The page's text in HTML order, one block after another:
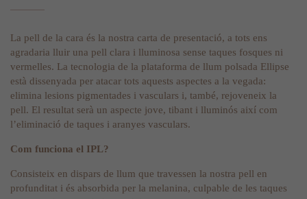
La pell de la cara és la nostra carta de presentació, a tots ens
agradaria lluir una pell clara i lluminosa sense taques fosques ni
vermelles. La tecnologia de la plataforma de llum polsada Ellipse
està dissenyada per atacar tots aquests aspectes a la vegada:
elimina lesions pigmentades i vasculars i, també, rejoveneix la
pell. El resultat serà un aspecte jove, tibant i lluminós així com
l’eliminació de taques i aranyes vasculars.
Com funciona el IPL?
Consisteix en dispars de llum que travessen la nostra pell en
profunditat i és absorbida per la melanina, culpable de les taques